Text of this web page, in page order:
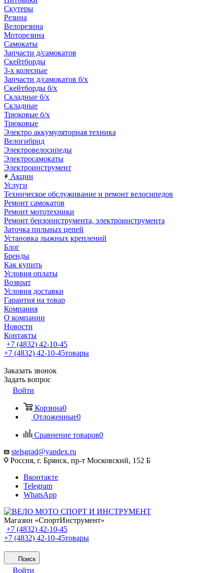
Скутеры
Резина
Велорезина
Моторезина
Самокаты
Запчасти д/самокатов
Скейтборды
3-х колесные
Запчасти д/самокатов б/х
Скейтборды б/х
Складные б/х
Складные
Трюковые б/х
Трюковые
Электро аккумуляторная техника
Велогибрид
Электровелосипеды
Электросамокаты
Электроинструмент
Акции
Услуги
Техническое обслуживание и ремонт велосипедов
Ремонт самокатов
Ремонт мототехники
Ремонт бензоинструмента, электроинструмента
Заточка пильных цепей
Установка лыжных креплений
Блог
Бренды
Как купить
Условия оплаты
Возврат
Условия доставки
Гарантия на товар
Компания
О компании
Новости
Контакты
+7 (4832) 42-10-45
+7 (4832) 42-10-45товары
Заказать звонок
Задать вопрос
Войти
Корзина0
Отложенные0
Сравнение товаров0
stelsgrad@yandex.ru
Россия, г. Брянск, пр-т Московский, 152 Б
Вконтакте
Telegram
WhatsApp
Магазин «СпортИнструмент»
+7 (4832) 42-10-45
+7 (4832) 42-10-45товары
Поиск
Войти